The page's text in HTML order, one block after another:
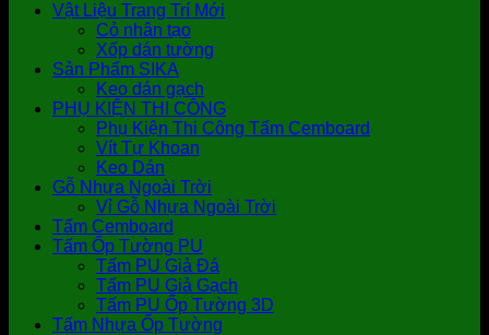
Vật Liệu Trang Trí Mới
Cỏ nhân tạo
Xốp dán tường
Sản Phẩm SIKA
Keo dán gạch
PHỤ KIỆN THI CÔNG
Phụ Kiện Thi Công Tấm Cemboard
Vít Tự Khoan
Keo Dán
Gỗ Nhựa Ngoài Trời
Vỉ Gỗ Nhựa Ngoài Trời
Tấm Cemboard
Tấm Ốp Tường PU
Tấm PU Giả Đá
Tấm PU Giả Gạch
Tấm PU Ốp Tường 3D
Tấm Nhựa Ốp Tường